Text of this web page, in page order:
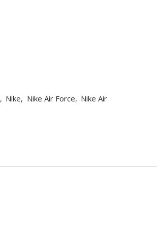
, Nike, Nike Air Force, Nike Air